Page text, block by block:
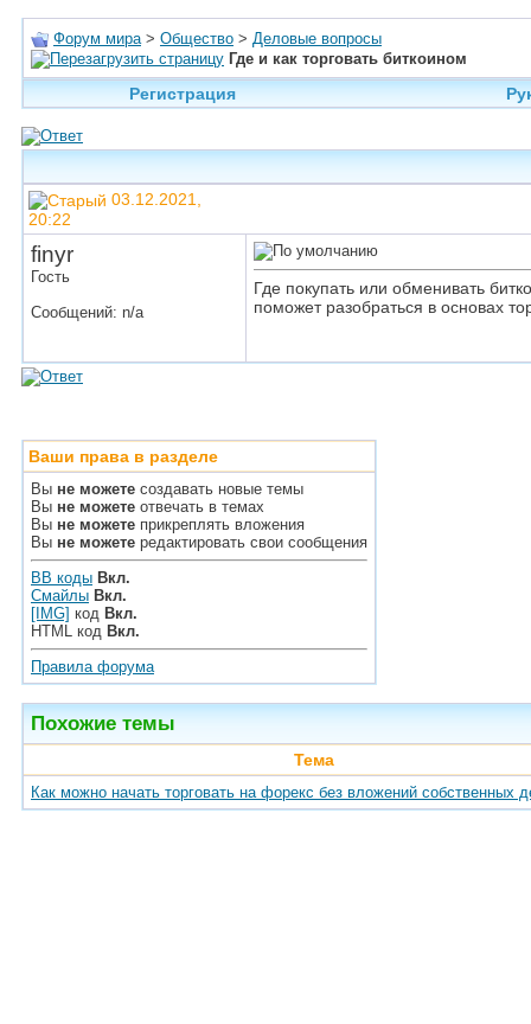
Форум мира > Общество > Деловые вопросы
Где и как торговать биткоином
Регистрация
03.12.2021,
20:22
finyr
Гость
Сообщений: n/a
Где покупать или обменивать
поможет разобраться в основах
Ваши права в разделе
Вы не можете создавать новые темы
Вы не можете отвечать в темах
Вы не можете прикреплять вложения
Вы не можете редактировать свои сообщения
BB коды Вкл.
Смайлы Вкл.
[IMG] код Вкл.
HTML код Вкл.
Правила форума
Похожие темы
Тема
Как можно начать торговать на форекс без вложений собственных